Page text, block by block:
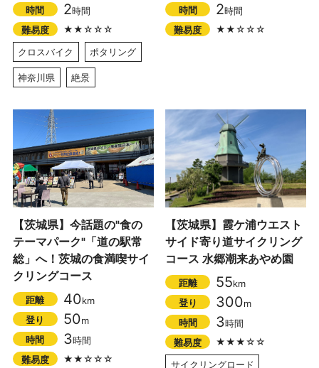
時間
2時間
難易度
★★☆☆☆
クロスバイク
ポタリング
神奈川県 絶景
時間
2時間
難易度
★★☆☆☆
【茨城県】今話題の"食の
テーマパーク"「道の駅常
総」へ！茨城の食満喫サイ
クリングコース
距離 40km
登り
50m
時間
3時間
難易度
★★☆☆☆
【茨城県】霞ケ浦ウエスト
サイド寄り道サイクリング
コース 水郷潮来あやめ園
距離 55km
登り
300m
時間
3時間
難易度
★★★☆☆
サイクリングロード